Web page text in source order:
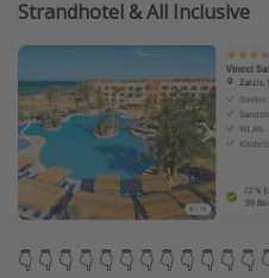
Strandhotel & All Inclusive
👇 👇 👇 👇 👇 👇 👇 👇 👇 👇 👇 👇